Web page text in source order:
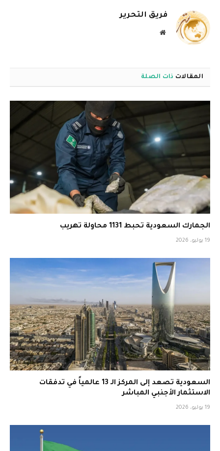
فريق التحرير
موقع
المقالات ذات الصلة
الجمارك السعودية تحبط 1131 محاولة تهريب
19 يوليو، 2026
السعودية تصعد إلى المركز الـ 13 عالمياً في تدفقات
الاستثمار الأجنبي المباشر
19 يوليو، 2026